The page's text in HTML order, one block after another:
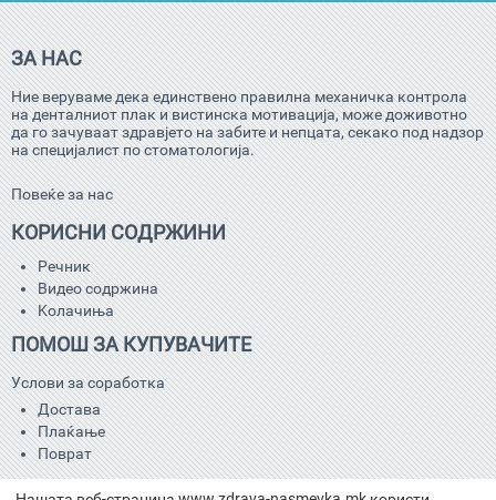
ЗА НАС
Ние веруваме дека единствено правилна механичка контрола
на денталниот плак и вистинска мотивација, може доживотно
да го зачуваат здравјето на забите и непцата, секако под надзор
на специјалист по стоматологија.
Повеќе за нас
КОРИСНИ СОДРЖИНИ
Речник
Видео содржина
Kолачиња
ПОМОШ ЗА КУПУВАЧИТЕ
Услови за соработка
Достава
Плаќање
Поврат
КОНТАКТ